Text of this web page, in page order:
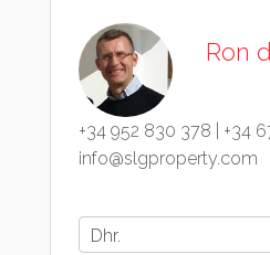
Ron
+34 952 830 378
+34
info@slgproperty.com
Dhr.